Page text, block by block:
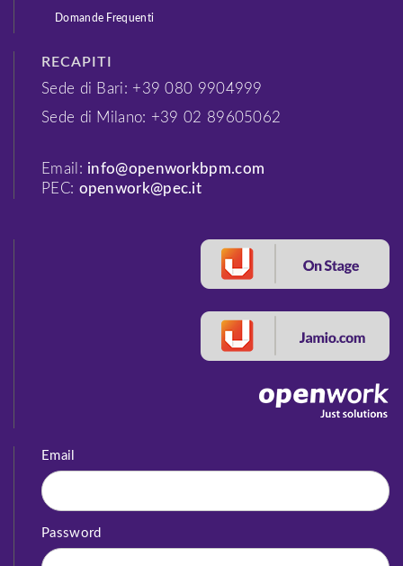
Domande Frequenti
RECAPITI
Sede di Bari: +39 080 9904999
Sede di Milano: +39 02 89605062
Email: info@openworkbpm.com
PEC: openwork@pec.it
Email
Password